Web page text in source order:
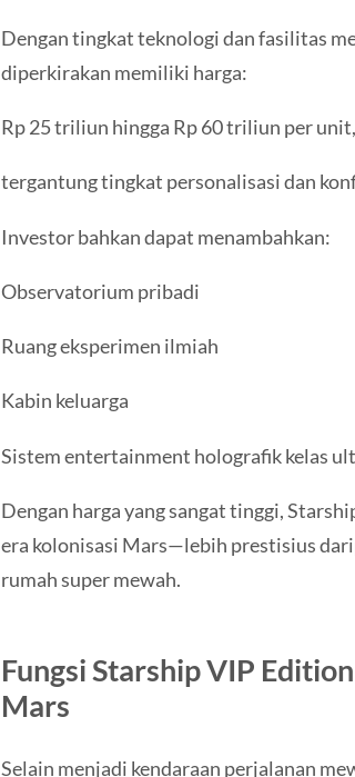
Dengan tingkat teknologi dan fasilitas
diperkirakan memiliki harga:
Rp 25 triliun hingga Rp 60 triliun per unit,
tergantung tingkat personalisasi dan
Investor bahkan dapat menambahkan:
Observatorium pribadi
Ruang eksperimen ilmiah
Kabin keluarga
Sistem entertainment holografik kelas
Dengan harga yang sangat tinggi,
era kolonisasi Mars—lebih prestisius
rumah super mewah.
Fungsi Starship VIP
Mars
Selain menjadi kendaraan perjalanan